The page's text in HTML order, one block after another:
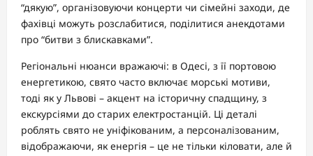
“дякую”, організовуючи концерти чи сімейні заходи, де
фахівці можуть розслабитися, поділитися анекдотами
про “битви з блискавками”.
Регіональні нюанси вражаючі: в Одесі, з її портовою
енергетикою, свято часто включає морські мотиви,
тоді як у Львові – акцент на історичну спадщину, з
екскурсіями до старих електростанцій. Ці деталі
роблять свято не уніфікованим, а персоналізованим,
відображаючи, як енергія – це не тільки кіловати, але й